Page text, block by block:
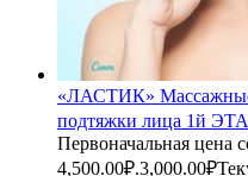
«ЛАСТИК»
подтяжки лица 1й
Первоначальная цена
4,500.00₽.3,000.00₽